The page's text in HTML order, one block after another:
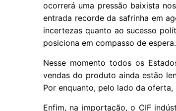
ocorrerá uma pressão baixista
entrada recorde da safrinha em
incertezas quanto ao sucesso
posiciona em compasso de espera.
Nesse momento todos os
vendas do produto ainda estão
Por enquanto, pelo lado da
Enfim, na importação, o CIF